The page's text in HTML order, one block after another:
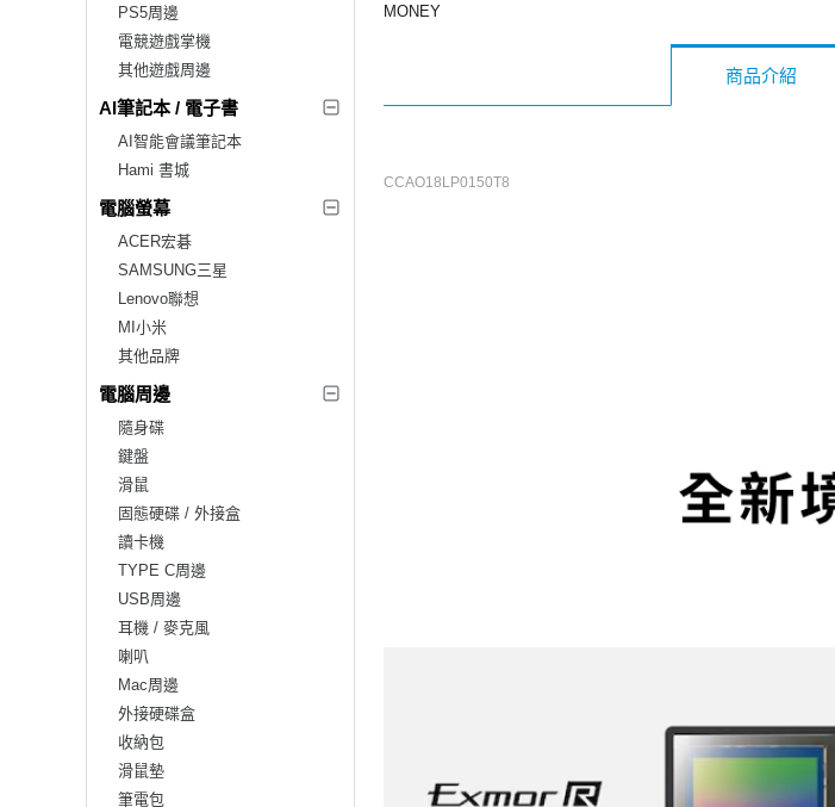
PS5周邊
電競遊戲掌機
其他遊戲周邊
AI筆記本 / 電子書
AI智能會議筆記本
Hami 書城
電腦螢幕
ACER宏碁
SAMSUNG三星
Lenovo聯想
MI小米
其他品牌
電腦周邊
隨身碟
鍵盤
滑鼠
固態硬碟 / 外接盒
讀卡機
TYPE C周邊
USB周邊
耳機 / 麥克風
喇叭
Mac周邊
外接硬碟盒
收納包
滑鼠墊
筆電包
MONEY
商品介紹
CCAO18LP0150T8